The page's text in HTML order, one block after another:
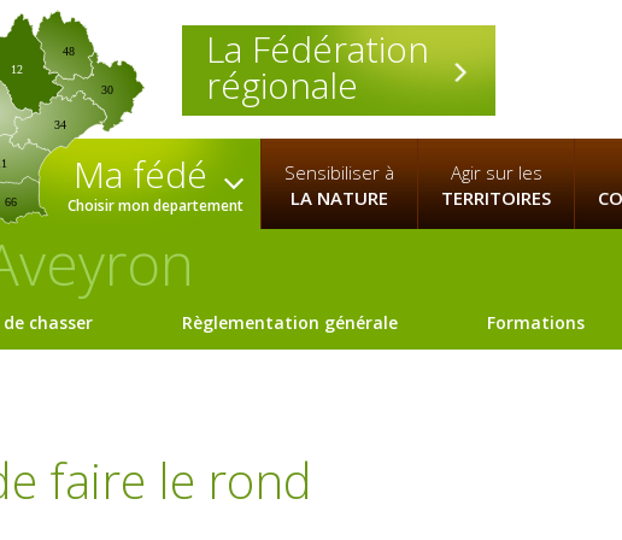
La Fédération
régionale
12
30
34
66
48
Ma fédé
Choisir mon departement
Sensibiliser à
LA NATURE
Agir sur les
TERRITOIRES
chasser Règlementation générale Formations
faire le rond